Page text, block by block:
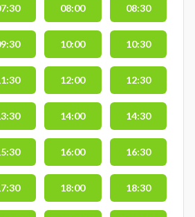
08:00 08:30
10:00 10:30
12:00 12:30
14:00 14:30
16:00 16:30
18:00 18:30